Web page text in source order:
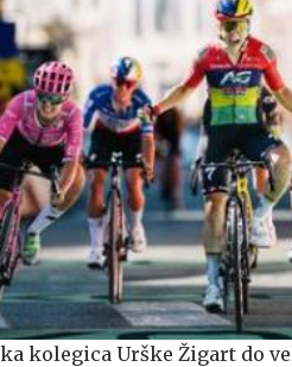
kolegica Urške Žigart do